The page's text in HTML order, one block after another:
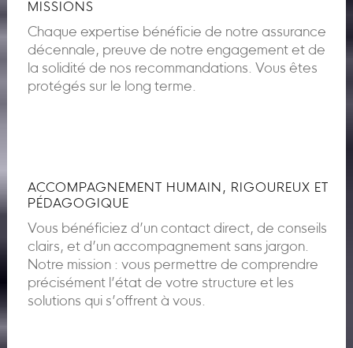
MISSIONS
Chaque expertise bénéficie de notre assurance
décennale, preuve de notre engagement et de
la solidité de nos recommandations. Vous êtes
protégés sur le long terme.
ACCOMPAGNEMENT HUMAIN, RIGOUREUX ET
PÉDAGOGIQUE
Vous bénéficiez d’un contact direct, de conseils
clairs, et d’un accompagnement sans jargon.
Notre mission : vous permettre de comprendre
précisément l’état de votre structure et les
solutions qui s’offrent à vous.